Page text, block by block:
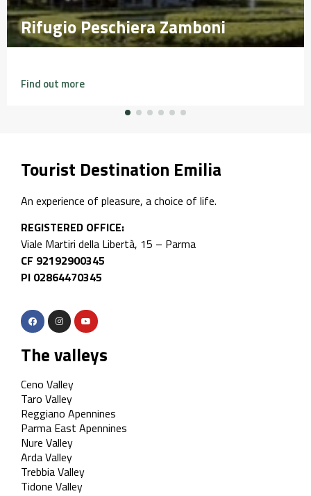
Rifugio Peschiera Zamboni
Rifugio Peschiera Zamboni
Find out more
Tourist Destination Emilia
An experience of pleasure, a choice of life.
REGISTERED OFFICE:
Viale Martiri della Libertà, 15 – Parma
CF 92192900345
PI 02864470345
The valleys
Ceno Valley
Taro Valley
Reggiano Apennines
Parma East Apennines
Nure Valley
Arda Valley
Trebbia Valley
Tidone Valley